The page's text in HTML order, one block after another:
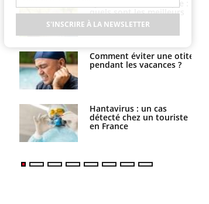
quels sont les meilleurs
exercices physiques ?
Comment éviter une otite
pendant les vacances ?
Hantavirus : un cas
détecté chez un touriste
en France
S'INSCRIRE À LA NEWSLETTER